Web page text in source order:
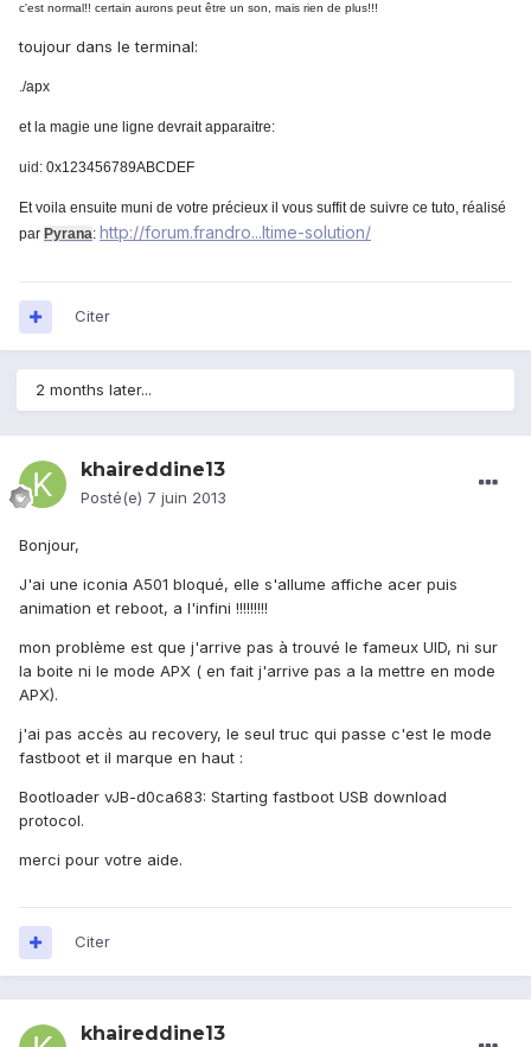
c'est normal!! certain aurons peut être un son, mais rien de plus!!!
toujour dans le terminal:
./apx
et la magie une ligne devrait apparaitre:
uid: 0x123456789ABCDEF
Et voila ensuite muni de votre précieux il vous suffit de suivre ce tuto, réalisé
par Pyrana: http://forum.frandro...ltime-solution/
Citer
2 months later...
khaireddine13
Posté(e) 7 juin 2013
Bonjour,
J'ai une iconia A501 bloqué, elle s'allume affiche acer puis
animation et reboot, a l'infini !!!!!!!!!
mon problème est que j'arrive pas à trouvé le fameux UID, ni sur
la boite ni le mode APX ( en fait j'arrive pas a la mettre en mode
APX).
j'ai pas accès au recovery, le seul truc qui passe c'est le mode
fastboot et il marque en haut :
Bootloader vJB-d0ca683: Starting fastboot USB download
protocol.
merci pour votre aide.
Citer
khaireddine13